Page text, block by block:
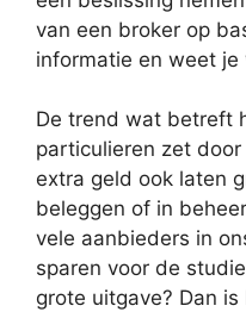
van een broker op
informatie en weet
De trend wat betreft
particulieren zet
extra geld ook laten
beleggen of in
vele aanbieders in
sparen voor de
grote uitgave? Dan is